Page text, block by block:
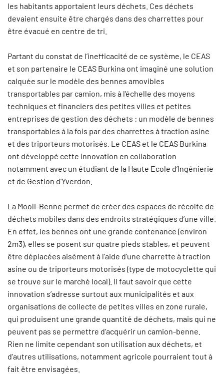
les habitants apportaient leurs déchets. Ces déchets
devaient ensuite être chargés dans des charrettes pour
être évacué en centre de tri.
Partant du constat de l’inefficacité de ce système, le CEAS
et son partenaire le CEAS Burkina ont imaginé une solution
calquée sur le modèle des bennes amovibles
transportables par camion, mis à l’échelle des moyens
techniques et financiers des petites villes et petites
entreprises de gestion des déchets : un modèle de bennes
transportables à la fois par des charrettes à traction asine
et des triporteurs motorisés. Le CEAS et le CEAS Burkina
ont développé cette innovation en collaboration
notamment avec un étudiant de la Haute Ecole d’Ingénierie
et de Gestion d’Yverdon.
La Mooli-Benne permet de créer des espaces de récolte de
déchets mobiles dans des endroits stratégiques d’une ville.
En effet, les bennes ont une grande contenance (environ
2m3), elles se posent sur quatre pieds stables, et peuvent
être déplacées aisément à l’aide d’une charrette à traction
asine ou de triporteurs motorisés (type de motocyclette qui
se trouve sur le marché local). Il faut savoir que cette
innovation s’adresse surtout aux municipalités et aux
organisations de collecte de petites villes en zone rurale,
qui produisent une grande quantité de déchets, mais qui ne
peuvent pas se permettre d’acquérir un camion-benne.
Rien ne limite cependant son utilisation aux déchets, et
d’autres utilisations, notamment agricole pourraient tout à
fait être envisagées.